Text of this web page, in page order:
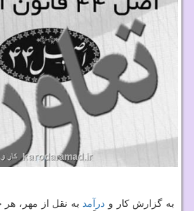
به گزارش كار و درآمدبه نقل از مهر، هر